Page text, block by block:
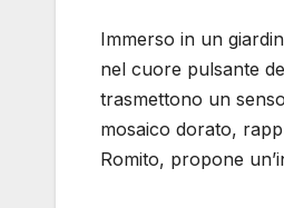
Immerso in un
nel cuore pulsante
trasmettono un
mosaico dorato,
Romito, propone